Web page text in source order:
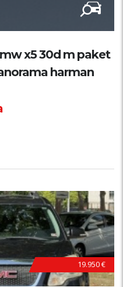
x5 30d m paket
harman
ODLIČAN !
19.950 €